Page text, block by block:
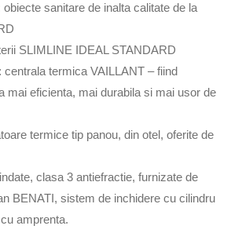
sanitare de inalta calitate de la
SLIMLINE IDEAL STANDARD
centrala termica VAILLANT – fiind
mai eficienta, mai durabila si mai usor de
termice tip panou, din otel, oferite de
clasa 3 antiefractie, furnizate de
BENATI, sistem de inchidere cu cilindru
amprenta.